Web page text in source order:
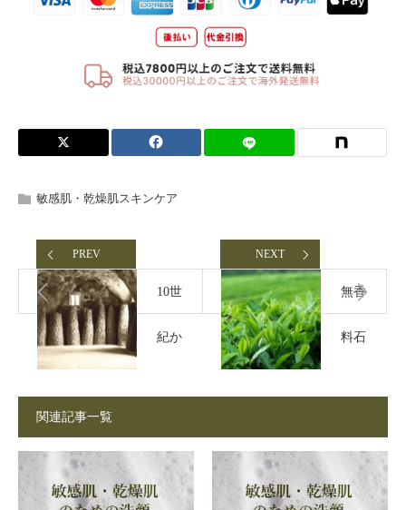
敏感肌・乾燥肌スキンケア
PREV
10世
紀か
ーブ
NEXT
無香
料石
べき
関連記事一覧